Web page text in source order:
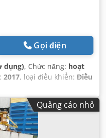
Gọi điện
dụng), Chức năng: hoạt
2017, loại điều khiển: Điều
khiển:
rộng làm việc:4.050 mm,
vệ ngón tay, bộ điều khiển
rào chắn ánh sáng an
,
Quảng cáo nhỏ